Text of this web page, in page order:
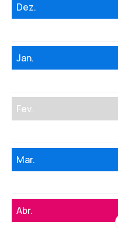
Dez.
Jan.
Fev.
Mar.
Abr.